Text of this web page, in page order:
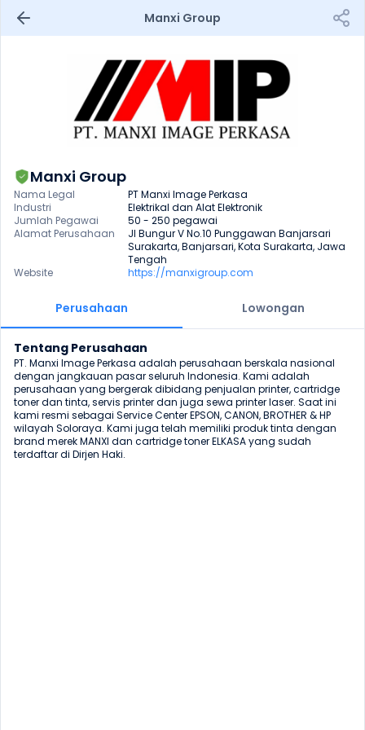
Manxi Group
Manxi Group
Nama Legal
PT Manxi Image Perkasa
Industri
Elektrikal dan Alat Elektronik
Jumlah Pegawai
50 - 250 pegawai
Alamat Perusahaan
Jl Bungur V No.10 Punggawan Banjarsari
Surakarta, Banjarsari, Kota Surakarta, Jawa
Tengah
Website
https://manxigroup.com
Perusahaan Lowongan
Tentang Perusahaan
PT. Manxi Image Perkasa adalah perusahaan berskala nasional
dengan jangkauan pasar seluruh Indonesia. Kami adalah
perusahaan yang bergerak dibidang penjualan printer, cartridge
toner dan tinta, servis printer dan juga sewa printer laser. Saat ini
kami resmi sebagai Service Center EPSON, CANON, BROTHER & HP
wilayah Soloraya. Kami juga telah memiliki produk tinta dengan
brand merek MANXI dan cartridge toner ELKASA yang sudah
terdaftar di Dirjen Haki.